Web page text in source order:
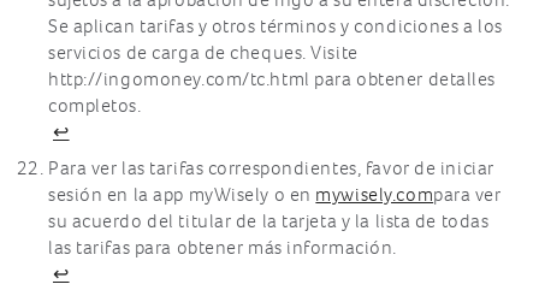
Se aplican tarifas y otros términos y condiciones a los
servicios de carga de cheques. Visite
http://ingomoney.com/tc.html para obtener detalles
completos.
↩
Para ver las tarifas correspondientes, favor de iniciar
sesión en la app myWisely o en mywisely.compara ver
su acuerdo del titular de la tarjeta y la lista de todas
las tarifas para obtener más información.
↩